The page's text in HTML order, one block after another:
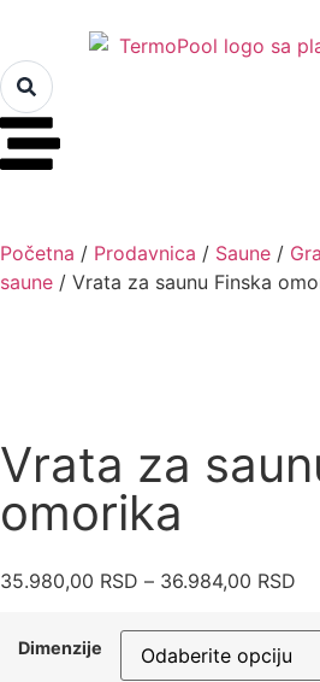
Početna / Prodavnica / Saune /
saune / Vrata za saunu Finska
Vrata za
omorika
35.980,00 RSD – 36.984,00 RSD
Dimenzije